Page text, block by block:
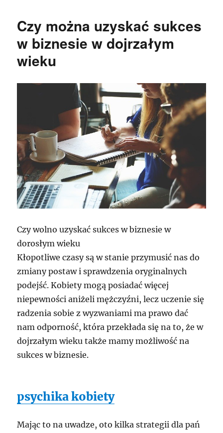
Czy można uzyskać sukces
w biznesie w dojrzałym
wieku
Czy wolno uzyskać sukces w biznesie w
dorosłym wieku
Kłopotliwe czasy są w stanie przymusić nas do
zmiany postaw i sprawdzenia oryginalnych
podejść. Kobiety mogą posiadać więcej
niepewności aniżeli mężczyźni, lecz uczenie się
radzenia sobie z wyzwaniami ma prawo dać
nam odporność, która przekłada się na to, że w
dojrzałym wieku także mamy możliwość na
sukces w biznesie.
psychika kobiety
Mając to na uwadze, oto kilka strategii dla pań